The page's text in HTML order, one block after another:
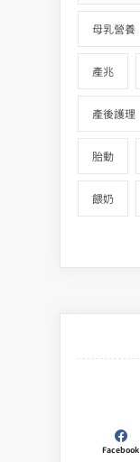
母乳營養
產兆
產後護理
胎動
餵奶
Facebook